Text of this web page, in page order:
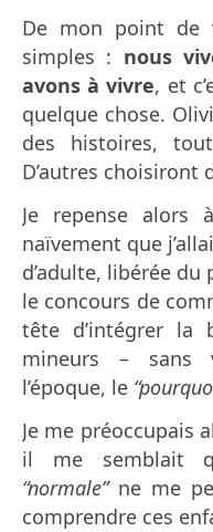
De mon point de
simples : nous
avons à vivre, et
quelque chose.
des histoires,
D’autres choisiront
Je repense alors
naïvement que
d’adulte, libérée
le concours de
tête d’intégrer la
mineurs – sans
l’époque, le
Je me préoccupais
il me semblait
“normale”ne me
comprendre ces